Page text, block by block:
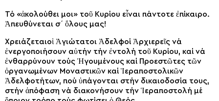
Τό «ἀκολούθει μοι» τοῦ Κυρίου εἶναι πάντοτε ἐπίκαιρο.
Ἀπευθύνεται σ΄ ὅλους μας!
Χρειάζεταιοἱ Ἁγιώτατοι Ἀδελφοί Ἀρχιερεῖς νά
ἐνεργοποιήσουν αὐτήν τήν ἐντολή τοῦ Κυρίου, καί νά
ἐνθαρρύνουν τούς Ἡγουμένους καί Προεστῶτες τῶν
ὀργανωμένων Μοναστικῶν καί Ἱεραποστολικῶν
Ἀδελφοτήτων, πού ὑπάγονται στήν δικαιοδοσία τους,
στήν ἀπόφαση νά διακονήσουν τήν Ἱεραποστολή μέ